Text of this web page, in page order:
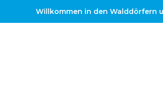
Willkommen in den Walddörfern